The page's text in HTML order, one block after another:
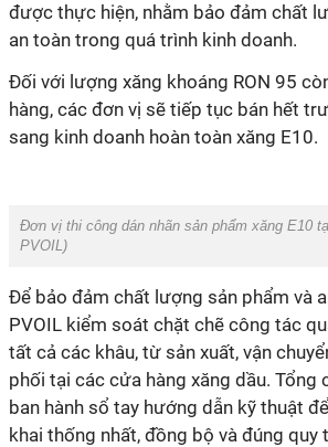
được thực hiện, nhằm bảo đảm chất
an toàn trong quá trình kinh doanh.
Đối với lượng xăng khoáng RON 95
hàng, các đơn vị sẽ tiếp tục bán hết
sang kinh doanh hoàn toàn xăng E10.
Đơn vị thi công dán nhãn sản phẩm xăng E10
PVOIL)
Để bảo đảm chất lượng sản phẩm và
PVOIL kiểm soát chặt chẽ công tác
tất cả các khâu, từ sản xuất, vận
phối tại các cửa hàng xăng dầu. Tổng
ban hành sổ tay hướng dẫn kỹ thuật
khai thống nhất, đồng bộ và đúng quy